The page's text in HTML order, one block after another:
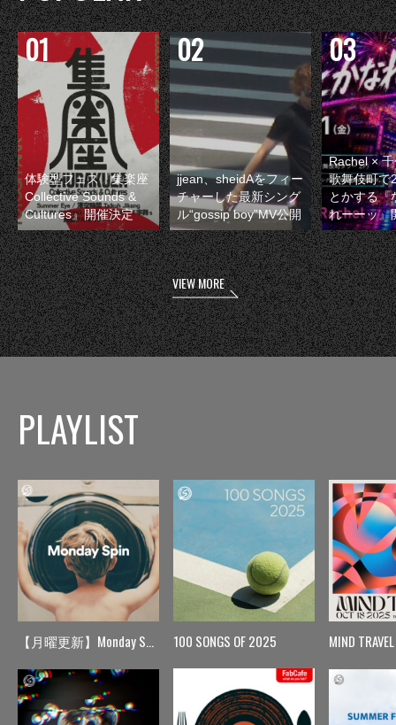
体験型フェス『集楽座
Collective Sounds &
Cultures』開催決定
jjean、sheidAをフィー
チャーした最新シング
ル“gossip boy”MV公開
Rachel ×
歌舞伎町で
とかする『
れーーッ』
VIEW MORE
PLAYLIST
【月曜更新】Monday Spin 100 SONGS OF 2025 MIND TRAVEL